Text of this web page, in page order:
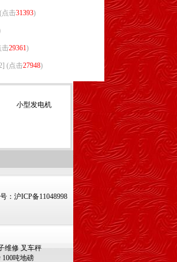
点击31393)
击29361)
(点击27948)
小型发电机
： 沪ICP备11048998
维修 叉车秤
100吨地磅